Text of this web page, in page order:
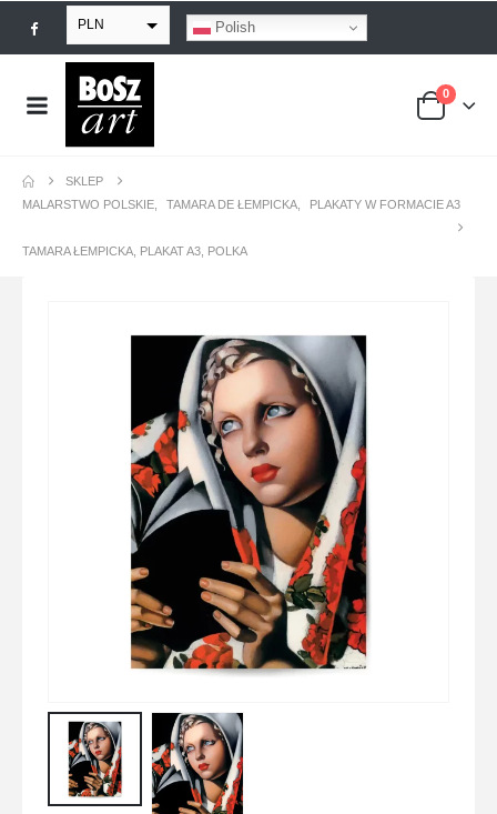
PLN
EUR
USD
Polish
0
SKLEP
MALARSTWO POLSKIE
TAMARA DE ŁEMPICKA PLAKATY W FORMACIE A3
TAMARA ŁEMPICKA, PLAKAT A3, POLKA